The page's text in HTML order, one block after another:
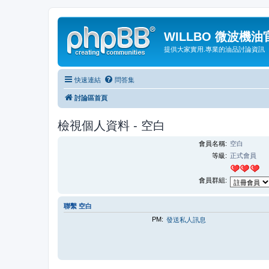
WILLBO 微波機油
提供大家實用.專業的油品討論資訊
快速連結 問答集
討論區首頁
檢視個人資料 - 空白
會員名稱: 空白
等級: 正式會員
會員群組:
聯繫 空白
PM: 發送私人訊息